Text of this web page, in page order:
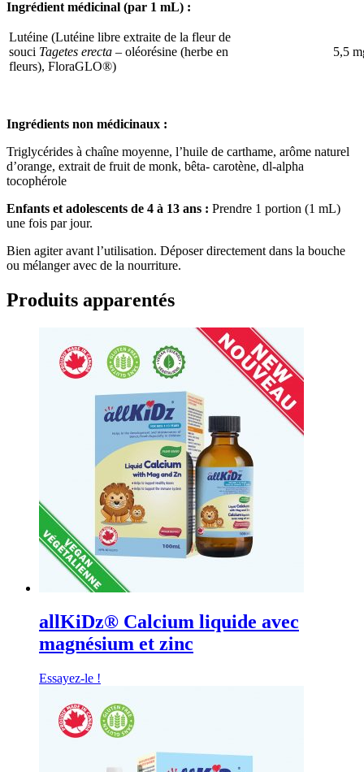
Ingrédient médicinal (par 1 mL) :
Lutéine (Lutéine libre extraite de la fleur de
souci Tagetes erecta – oléorésine (herbe en
fleurs), FloraGLO®)
5,5
Ingrédients non médicinaux :
Triglycérides à chaîne moyenne, l’huile de carthame, arôme naturel
d’orange, extrait de fruit de monk, bêta- carotène, dl-alpha
tocophérole
Enfants et adolescents de 4 à 13 ans : Prendre 1 portion (1 mL)
une fois par jour.
Bien agiter avant l’utilisation. Déposer directement dans la bouche
ou mélanger avec de la nourriture.
Produits apparentés
allKiDz® Calcium liquide avec
magnésium et zinc
Essayez-le !